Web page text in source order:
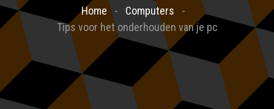
Home
Computers
Tips voor het onderhouden van je pc